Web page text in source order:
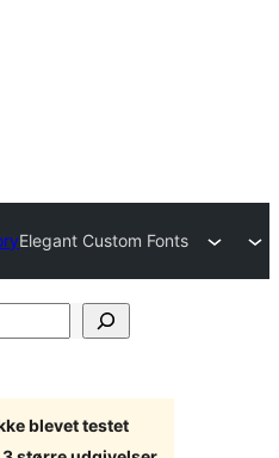
Elegant Custom Fonts
blevet testet